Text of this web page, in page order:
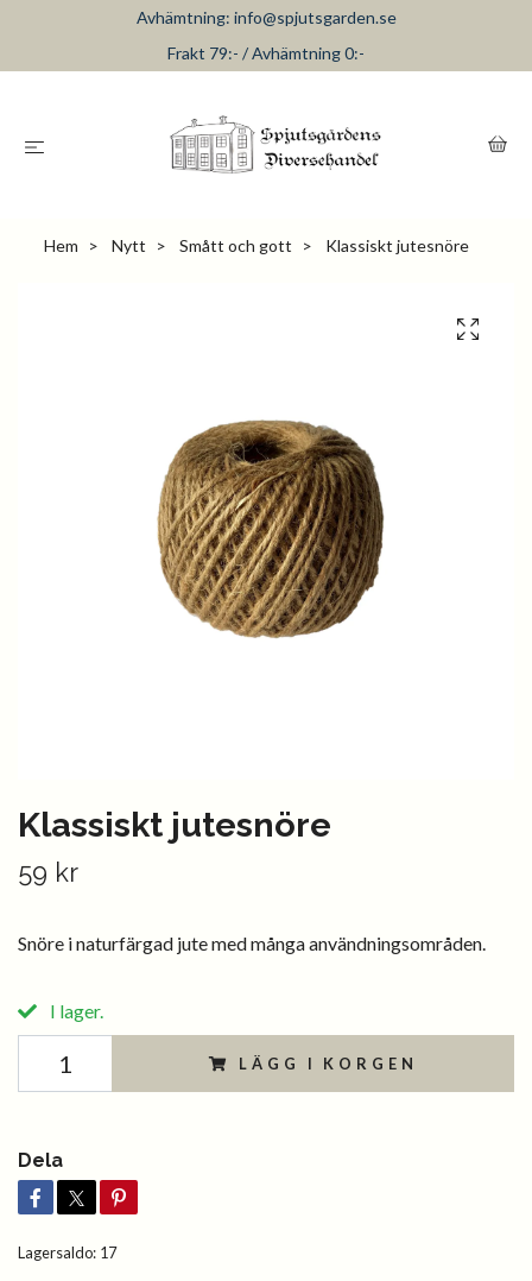
Avhämtning: info@spjutsgarden.se
Frakt 79:- / Avhämtning 0:-
Hem Nytt Smått och gott Klassiskt jutesnöre
Klassiskt jutesnöre
59 kr
Snöre i naturfärgad jute med många användningsområden.
I lager.
LÄGG I KORGEN
Dela
Lagersaldo: 17